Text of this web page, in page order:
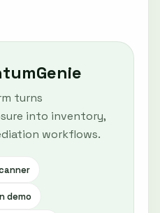
turns
into inventory,
workflows.
demo